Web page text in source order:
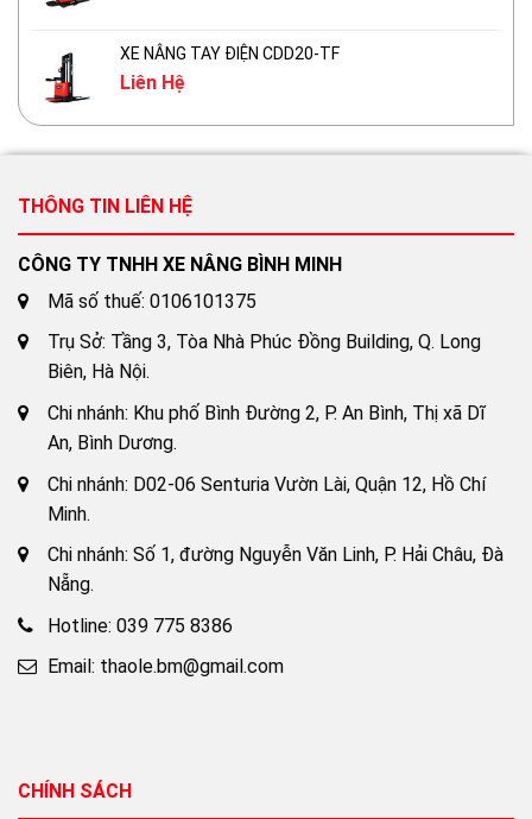
XE NÂNG TAY ĐIỆN CDD20-TF
Liên Hệ
THÔNG TIN LIÊN HỆ
CÔNG TY TNHH XE NÂNG BÌNH MINH
Mã số thuế: 0106101375
Trụ Sở: Tầng 3, Tòa Nhà Phúc Đồng Building, Q. Long
Biên, Hà Nội.
Chi nhánh: Khu phố Bình Đường 2, P. An Bình, Thị xã Dĩ
An, Bình Dương.
Chi nhánh: D02-06 Senturia Vườn Lài, Quận 12, Hồ Chí
Minh.
Chi nhánh: Số 1, đường Nguyễn Văn Linh, P. Hải Châu, Đà
Nẵng.
Hotline: 039 775 8386
Email: thaole.bm@gmail.com
CHÍNH SÁCH